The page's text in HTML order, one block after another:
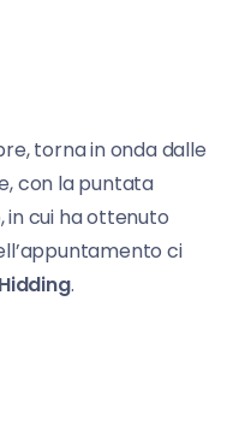
torna in onda dalle
con la puntata
in cui ha ottenuto
ci
.